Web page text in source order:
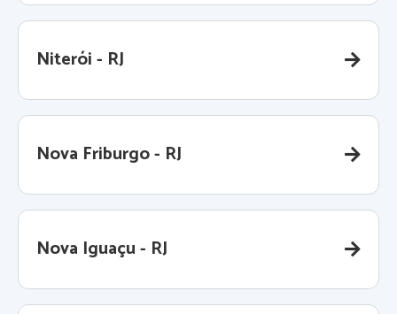
Niterói - RJ
Nova Friburgo - RJ
Nova Iguaçu - RJ